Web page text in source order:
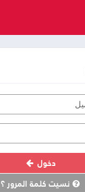
دخول
نسيت كلمة المرور ؟